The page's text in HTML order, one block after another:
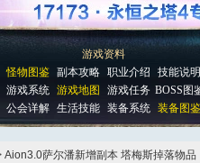
游戏资料
怪物图鉴
副本攻略 职业介绍
技能说
游戏系统
游戏地图 游戏任务 BOSS图
公会详解
生活技能 装备系统 装备图
Aion3.0萨尔潘新增副本 塔梅斯掉落物品